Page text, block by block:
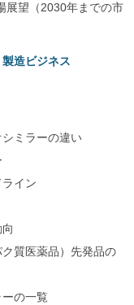
望（2030年までの市
造ビジネス
ミラーの違い
イン
質医薬品）先発品の
の一覧